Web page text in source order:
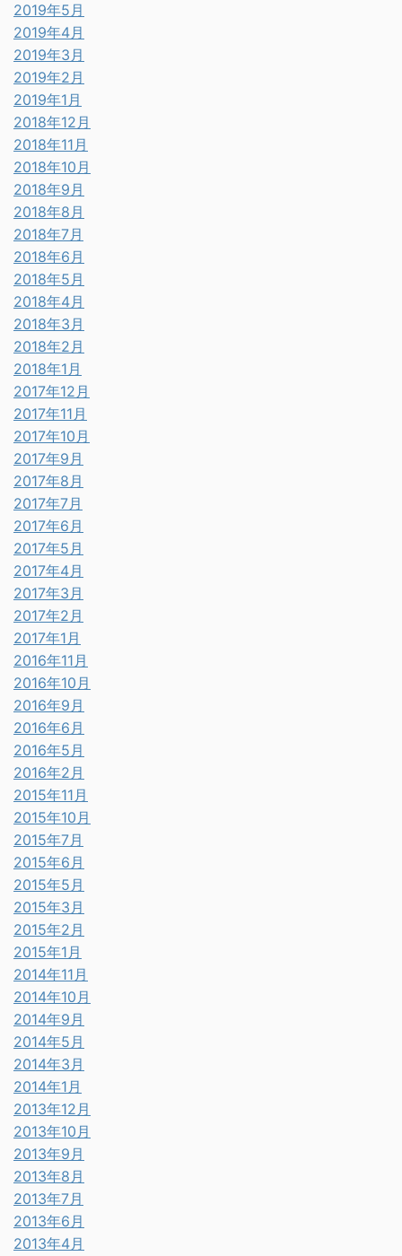
2019年5月
2019年4月
2019年3月
2019年2月
2019年1月
2018年12月
2018年11月
2018年10月
2018年9月
2018年8月
2018年7月
2018年6月
2018年5月
2018年4月
2018年3月
2018年2月
2018年1月
2017年12月
2017年11月
2017年10月
2017年9月
2017年8月
2017年7月
2017年6月
2017年5月
2017年4月
2017年3月
2017年2月
2017年1月
2016年11月
2016年10月
2016年9月
2016年6月
2016年5月
2016年2月
2015年11月
2015年10月
2015年7月
2015年6月
2015年5月
2015年3月
2015年2月
2015年1月
2014年11月
2014年10月
2014年9月
2014年5月
2014年3月
2014年1月
2013年12月
2013年10月
2013年9月
2013年8月
2013年7月
2013年6月
2013年4月